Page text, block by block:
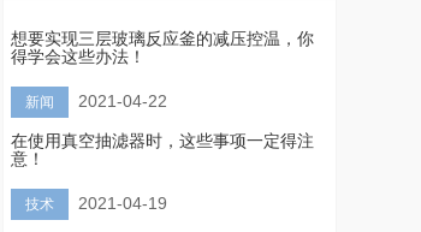
想要实现三层玻璃反应釜的减压控温，你
得学会这些办法！
新闻 2021-04-22
在使用真空抽滤器时，这些事项一定得注
意！
技术 2021-04-19